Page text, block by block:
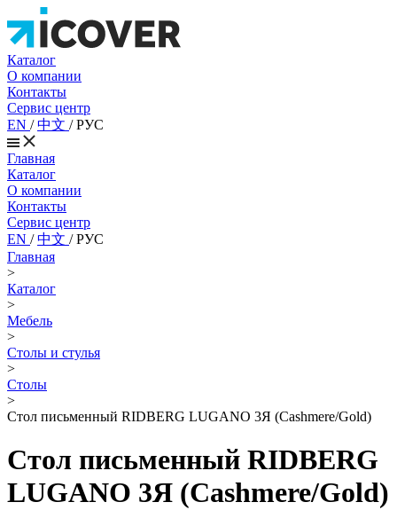
Каталог
О компании
Контакты
Сервис центр
EN /中文 /РУС
Главная
Каталог
О компании
Контакты
Сервис центр
EN /中文 /РУС
Главная
>
Каталог
>
Мебель
>
Столы и стулья
>
Столы
>
Стол письменный RIDBERG LUGANO 3Я (Cashmere/Gold)
Стол письменный RIDBERG
LUGANO 3Я (Cashmere/Gold)